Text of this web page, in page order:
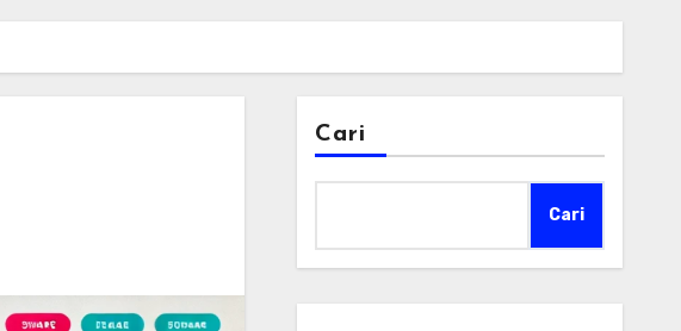
Cari
Cari